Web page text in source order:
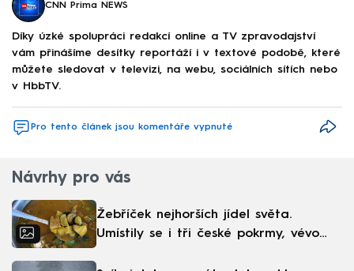
CNN Prima NEWS
Díky úzké spolupráci redakcí online a TV zpravodajství
vám přinášíme desítky reportáží i v textové podobě, které
můžete sledovat v televizi, na webu, sociálních sítích nebo
v HbbTV.
Pro tento článek jsou komentáře vypnuté
Návrhy pro vás
Žebříček nejhorších jídel světa.
Umístily se i tři české pokrmy, vévodí